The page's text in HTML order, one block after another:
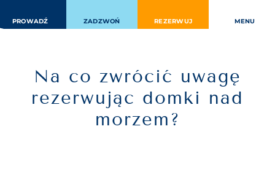
do
zawartości
PROWADŹ ZADZWOŃ REZERWUJ MENU
Na co zwrócić uwagę
rezerwując domki nad
morzem?